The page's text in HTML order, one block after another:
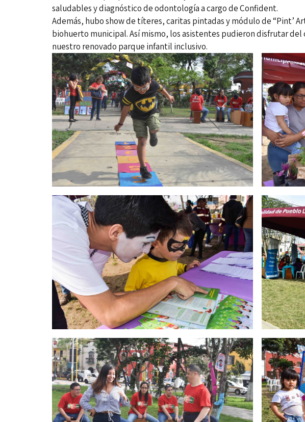
saludables y diagnóstico de odontología a cargo de Confident.
Además, hubo show de títeres, caritas pintadas y módulo de “Pint’
biohuerto municipal. Así mismo, los asistentes pudieron disfrutar del
nuestro renovado parque infantil inclusivo.